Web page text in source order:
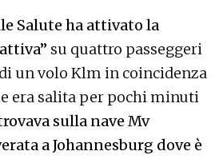
Salute ha attivato la
su quattro passeggeri
un volo Klm in coincidenza
era salita per pochi minuti
sulla nave Mv
a Johannesburg dove è